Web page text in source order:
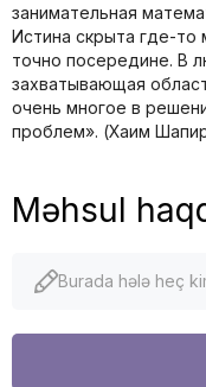
занимательная
Истина скрыта где-
точно посередине. В
захватывающая
очень многое в
проблем». (Хаим
Məhsul
Burada hələ heç